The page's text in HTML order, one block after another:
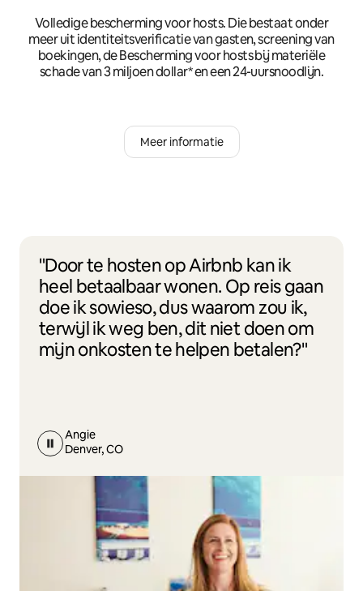
Volledige bescherming voor hosts. Die bestaat onder
meer uit identiteitsverificatie van gasten, screening van
boekingen, de Bescherming voor hosts bij materiële
schade van 3 miljoen dollar* en een 24-uursnoodlijn.
Meer informatie
"Door te hosten op Airbnb kan ik
heel betaalbaar wonen. Op reis gaan
doe ik sowieso, dus waarom zou ik,
terwijl ik weg ben, dit niet doen om
mijn onkosten te helpen betalen?"
Angie
Denver, CO